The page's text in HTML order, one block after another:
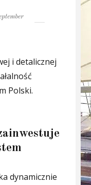
i detalicznej
Polski.
dynamicznie